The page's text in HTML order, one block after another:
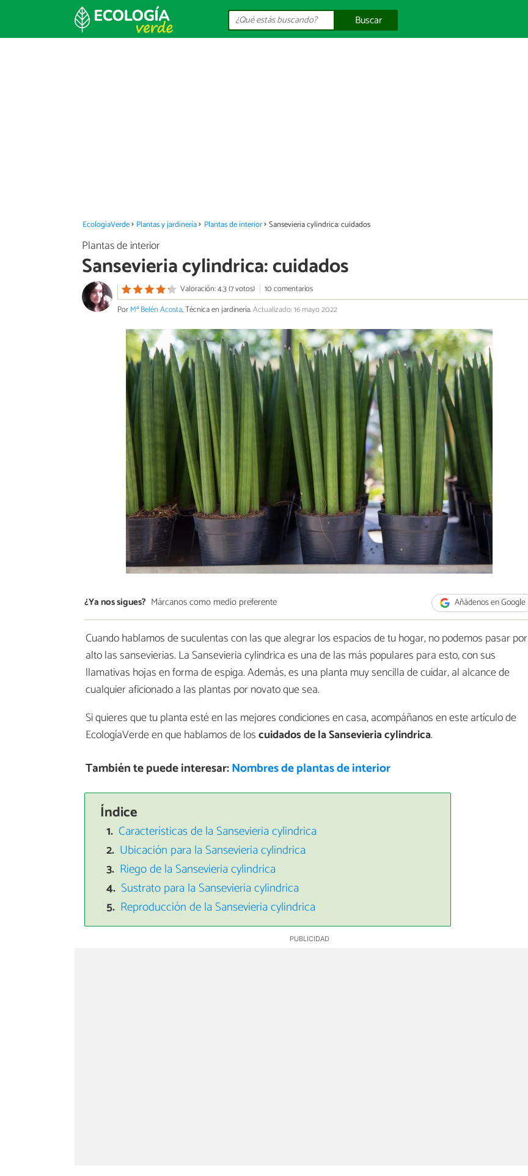
Buscar
EcologíaVerde Plantas y jardinería Plantas de interior Sansevieria cylindrica: cuidados
Plantas de interior
Sansevieria cylindrica: cuidados
Valoración: 4.3 (7 votos)
10 comentarios
PorMª Belén Acosta, Técnica en jardinería.Actualizado: 16 mayo 2022
¿Ya nos sigues? Márcanos como medio preferente Añádenos en Google
Cuando hablamos de suculentas con las que alegrar los espacios de tu hogar, no podemos pasar por
alto las sansevierias. La Sansevieria cylindrica es una de las más populares para esto, con sus
llamativas hojas en forma de espiga. Además, es una planta muy sencilla de cuidar, al alcance de
cualquier aficionado a las plantas por novato que sea.
Si quieres que tu planta esté en las mejores condiciones en casa, acompáñanos en este artículo de
EcologíaVerde en que hablamos de loscuidados de la Sansevieria cylindrica.
También te puede interesar:Nombres de plantas de interior
Índice
Características de la Sansevieria cylindrica
Ubicación para la Sansevieria cylindrica
Riego de la Sansevieria cylindrica
Sustrato para la Sansevieria cylindrica
Reproducción de la Sansevieria cylindrica